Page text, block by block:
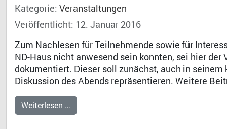
Kategorie: Veranstaltungen
Veröffentlicht: 12. Januar 2016
Zum Nachlesen für Teilnehmende sowie für
ND-Haus nicht anwesend sein konnten, sei hier
dokumentiert. Dieser soll zunächst, auch in
Diskussion des Abends repräsentieren. Weitere
Weiterlesen …